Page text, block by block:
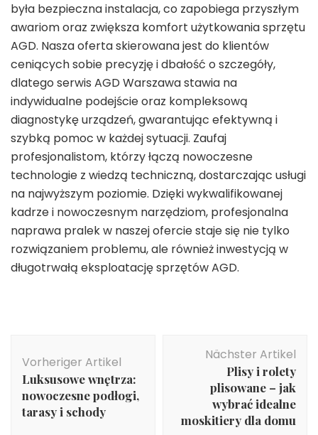
była bezpieczna instalacja, co zapobiega przyszłym
awariom oraz zwiększa komfort użytkowania sprzętu
AGD. Nasza oferta skierowana jest do klientów
ceniących sobie precyzję i dbałość o szczegóły,
dlatego serwis AGD Warszawa stawia na
indywidualne podejście oraz kompleksową
diagnostykę urządzeń, gwarantując efektywną i
szybką pomoc w każdej sytuacji. Zaufaj
profesjonalistom, którzy łączą nowoczesne
technologie z wiedzą techniczną, dostarczając usługi
na najwyższym poziomie. Dzięki wykwalifikowanej
kadrze i nowoczesnym narzędziom, profesjonalna
naprawa pralek w naszej ofercie staje się nie tylko
rozwiązaniem problemu, ale również inwestycją w
długotrwałą eksploatację sprzętów AGD.
Vorheriger Artikel
Luksusowe wnętrza:
nowoczesne podłogi,
tarasy i schody
Nächster Artikel
Plisy i rolety
plisowane – jak
wybrać idealne
moskitiery dla domu